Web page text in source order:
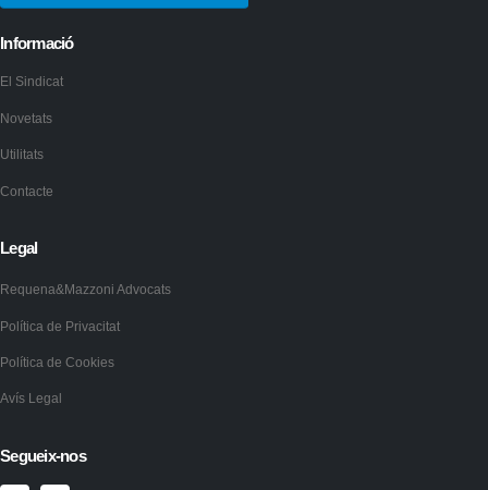
Informació
El Sindicat
Novetats
Utilitats
Contacte
Legal
Requena&Mazzoni Advocats
Política de Privacitat
Política de Cookies
Avís Legal
Segueix-nos